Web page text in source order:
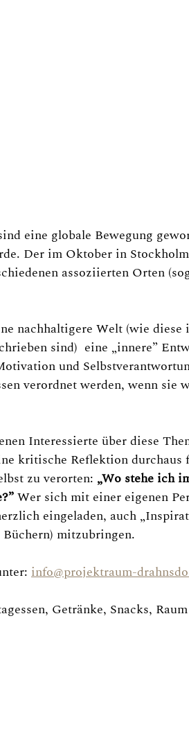
eine globale Bewegung
Der im Oktober in
assoziierten Orten
nachhaltigere Welt (wie diese
sind)  eine „innere”
und
verordnet werden, wenn sie
Interessierte über diese
kritische Reflektion
zu verorten: „Wo stehe ich
Wer sich mit einer eigenen
eingeladen, auch
mitzubringen.
info@projektraum-
Getränke, Snacks,